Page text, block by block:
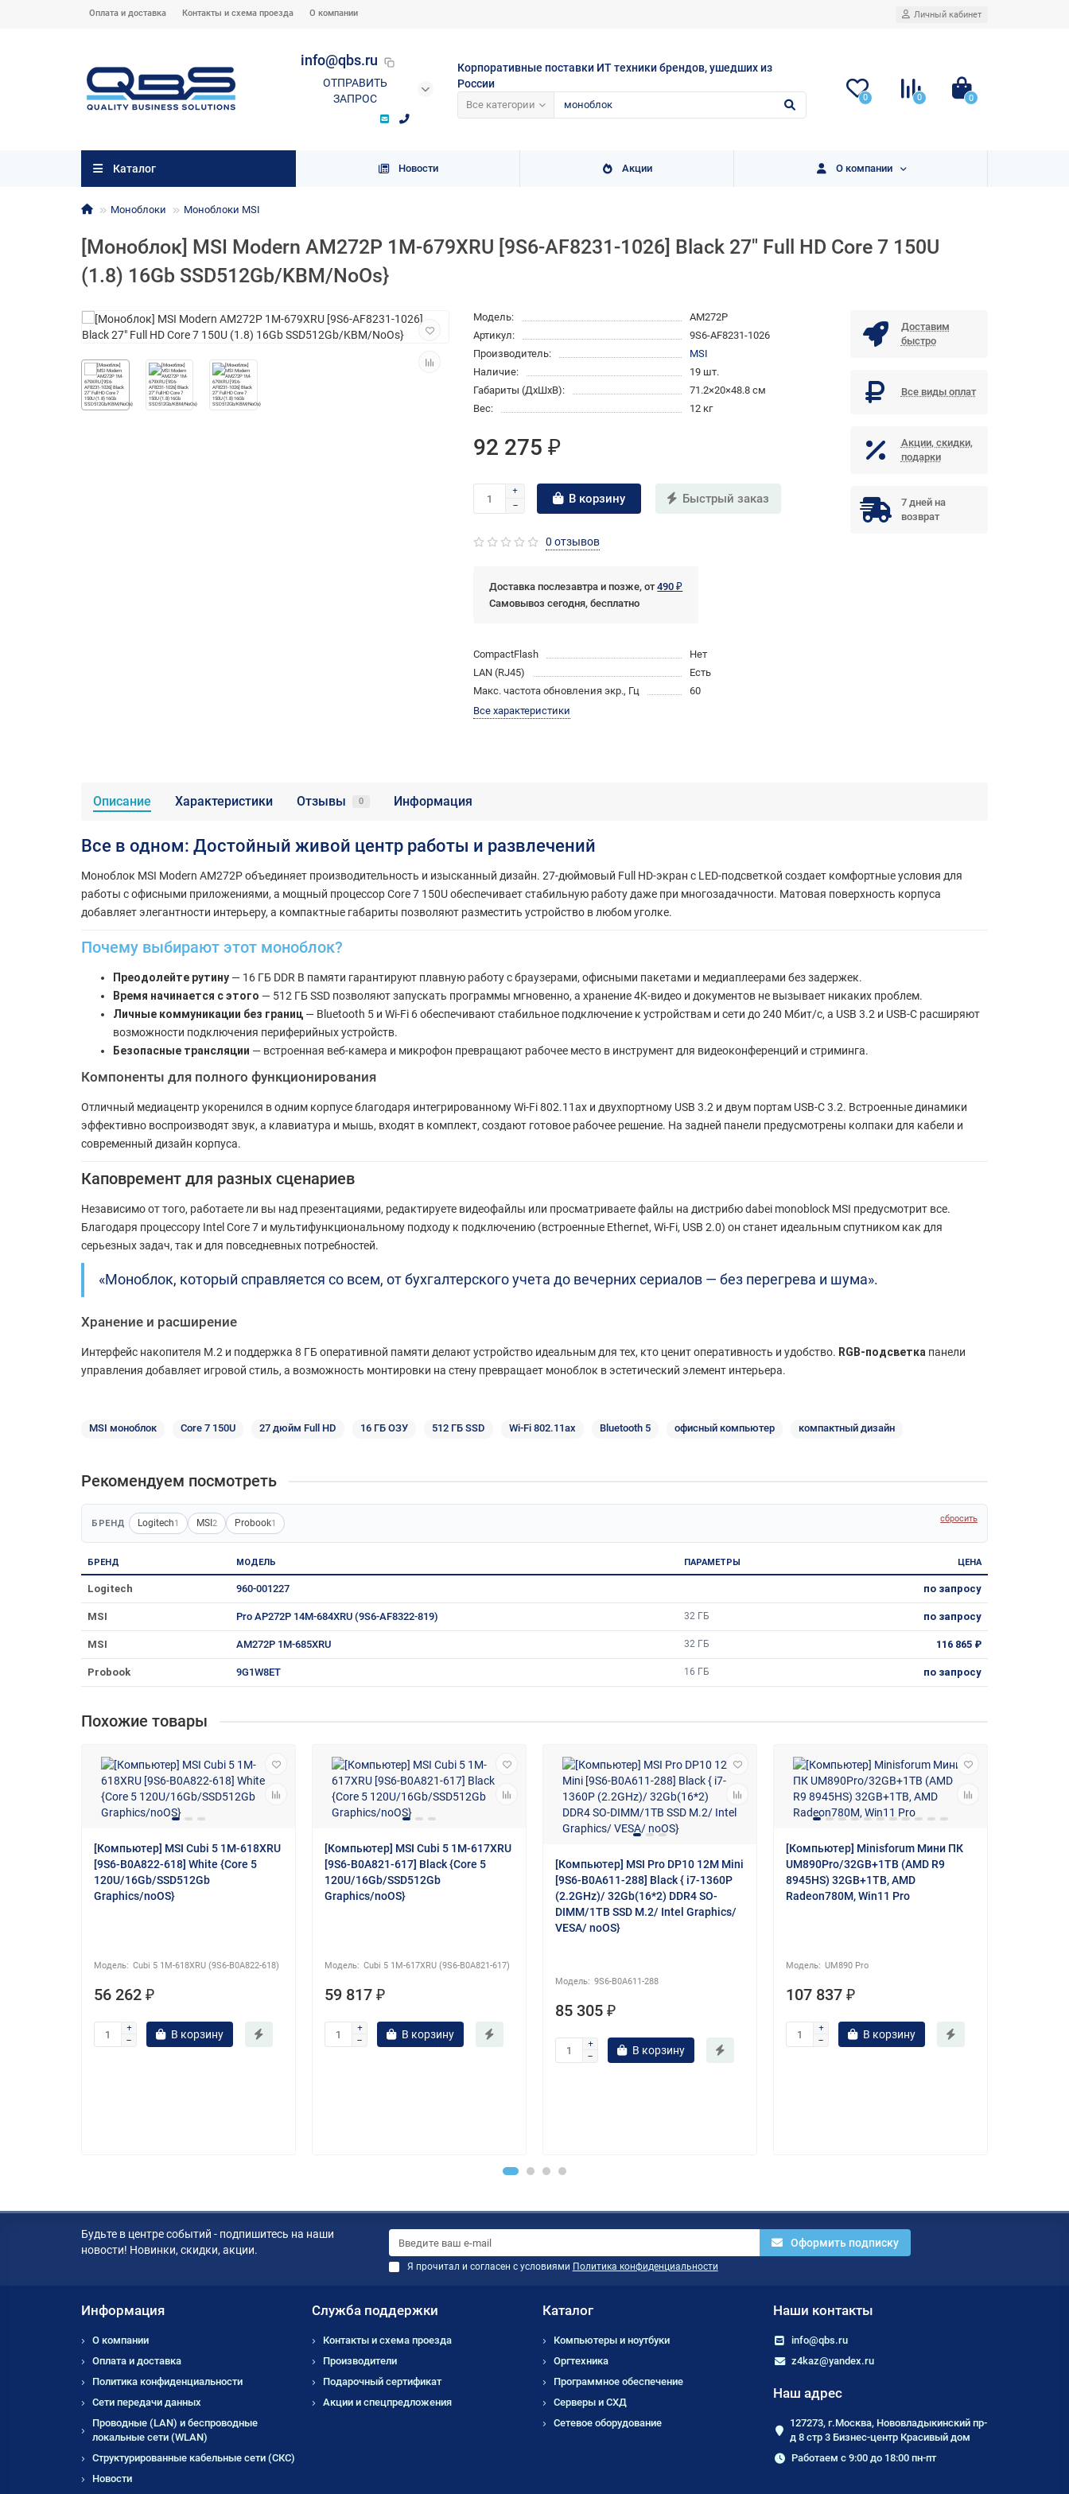
Оплата и доставка Контакты и схема проезда О компании Личный кабинет
Корпоративные поставки ИТ техники брендов, ушедших из
России
Все категории
info@qbs.ru
ОТПРАВИТЬ
ЗАПРОС
0 0 0
Каталог Новости Акции О компании
Моноблоки Моноблоки MSI
[Моноблок] MSI Modern AM272P 1M-679XRU [9S6-AF8231-1026] Black 27" Full HD Core 7 150U
(1.8) 16Gb SSD512Gb/KBM/NoOs}
Модель:
AM272P
Артикул:
9S6-AF8231-1026
Производитель:
MSI
Наличие:
19 шт.
Габариты (ДхШхВ):
71.2×20×48.8 см
Вес:
12 кг
92 275 ₽
В корзину Быстрый заказ
0 отзывов
Доставка послезавтра и позже, от490 ₽
Самовывоз сегодня, бесплатно
CompactFlash
Нет
LAN (RJ45)
Есть
Макс. частота обновления экр., Гц
60
Все характеристики
Доставим
быстро
Все виды оплат
Акции, скидки,
подарки
7 дней на
возврат
Описание Характеристики Отзывы 0 Информация
Все в одном: Достойный живой центр работы и развлечений
Моноблок MSI Modern AM272P объединяет производительность и изысканный дизайн. 27-дюймовый Full HD-экран с LED-подсветкой создает комфортные условия для
работы с офисными приложениями, а мощный процессор Core 7 150U обеспечивает стабильную работу даже при многозадачности. Матовая поверхность корпуса
добавляет элегантности интерьеру, а компактные габариты позволяют разместить устройство в любом уголке.
Почему выбирают этот моноблок?
Преодолейте рутину — 16 ГБ DDR В памяти гарантируют плавную работу с браузерами, офисными пакетами и медиаплеерами без задержек.
Время начинается с этого — 512 ГБ SSD позволяют запускать программы мгновенно, а хранение 4K-видео и документов не вызывает никаких проблем.
Личные коммуникации без границ — Bluetooth 5 и Wi-Fi 6 обеспечивают стабильное подключение к устройствам и сети до 240 Мбит/с, а USB 3.2 и USB-C расширяют
возможности подключения периферийных устройств.
Безопасные трансляции — встроенная веб-камера и микрофон превращают рабочее место в инструмент для видеоконференций и стриминга.
Компоненты для полного функционирования
Отличный медиацентр укоренился в одним корпусе благодаря интегрированному Wi-Fi 802.11ax и двухпортному USB 3.2 и двум портам USB-C 3.2. Встроенные динамики
эффективно воспроизводят звук, а клавиатура и мышь, входят в комплект, создают готовое рабочее решение. На задней панели предусмотрены колпаки для кабели и
современный дизайн корпуса.
Каповремент для разных сценариев
Независимо от того, работаете ли вы над презентациями, редактируете видеофайлы или просматриваете файлы на дистрибю dabei monoblock MSI предусмотрит все.
Благодаря процессору Intel Core 7 и мультифункциональному подходу к подключению (встроенные Ethernet, Wi-Fi, USB 2.0) он станет идеальным спутником как для
серьезных задач, так и для повседневных потребностей.
«Моноблок, который справляется со всем, от бухгалтерского учета до вечерних сериалов — без перегрева и шума».
Хранение и расширение
Интерфейс накопителя M.2 и поддержка 8 ГБ оперативной памяти делают устройство идеальным для тех, кто ценит оперативность и удобство. RGB-подсветка панели
управления добавляет игровой стиль, а возможность монтировки на стену превращает моноблок в эстетический элемент интерьера.
MSI моноблок Core 7 150U 27 дюйм Full HD 16 ГБ ОЗУ 512 ГБ SSD Wi-Fi 802.11ax Bluetooth 5 офисный компьютер компактный дизайн
Рекомендуем посмотреть
БРЕНД Logitech1 MSI 2 Probook1 сбросить
БРЕНД МОДЕЛЬ ПАРАМЕТРЫ ЦЕНА
Logitech 960-001227 по запросу
MSI Pro AP272P 14M-684XRU (9S6-AF8322-819) 32 ГБ по запросу
MSI AM272P 1M-685XRU 32 ГБ 116 865 ₽
Probook 9G1W8ET 16 ГБ по запросу
Похожие товары
[Компьютер] MSI Cubi 5 1M-618XRU
[9S6-B0A822-618] White {Core 5
120U/16Gb/SSD512Gb
Graphics/noOS}
Cubi 5 1M-618XRU (9S6-B0A822-618)
56 262 ₽
В корзину
[Компьютер] MSI Cubi 5 1M-617XRU
[9S6-B0A821-617] Black {Core 5
120U/16Gb/SSD512Gb
Graphics/noOS}
Cubi 5 1M-617XRU (9S6-B0A821-617)
59 817 ₽
В корзину
[Компьютер] MSI Pro DP10 12M Mini
[9S6-B0A611-288] Black { i7-1360P
(2.2GHz)/ 32Gb(16*2) DDR4 SO-
DIMM/1TB SSD M.2/ Intel Graphics/
VESA/ noOS}
9S6-B0A611-288
85 305 ₽
В корзину
[Компьютер] Minisforum Мини ПК
UM890Pro/32GB+1TB (AMD R9
8945HS) 32GB+1TB, AMD
Radeon780M, Win11 Pro
UM890 Pro
107 837 ₽
В корзину
Будьте в центре событий - подпишитесь на наши
новости! Новинки, скидки, акции.
Оформить подписку
Я прочитал и согласен с условиями Политика конфиденциальности
Информация
О компании
Оплата и доставка
Политика конфиденциальности
Сети передачи данных
Проводные (LAN) и беспроводные
локальные сети (WLAN)
Структурированные кабельные сети (СКС)
Новости
Служба поддержки
Контакты и схема проезда
Производители
Подарочный сертификат
Акции и спецпредложения
Каталог
Компьютеры и ноутбуки
Оргтехника
Программное обеспечение
Серверы и СХД
Сетевое оборудование
Наши контакты
info@qbs.ru
z4kaz@yandex.ru
Наш адрес
127273, г.Москва, Нововладыкинский пр-
д 8 стр 3 Бизнес-центр Красивый дом
Работаем с 9:00 до 18:00 пн-пт